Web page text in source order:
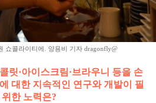
쇼콜라이티에. 양용비 기자 dragonfly@
릿·아이스크림·브라우니 등을 손
대한 지속적인 연구와 개발이 필
한 노력은?